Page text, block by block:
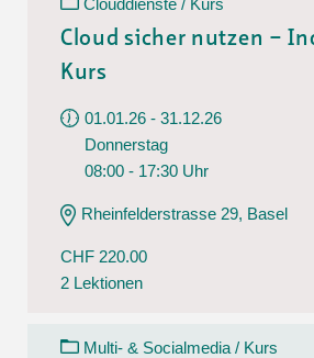
Clouddienste / Kurs
Cloud sicher nutzen –
Kurs
01.01.26 - 31.12.26
Donnerstag
08:00 - 17:30 Uhr
Rheinfelderstrasse 29, Basel
CHF 220.00
2 Lektionen
Multi- & Socialmedia / Kurs